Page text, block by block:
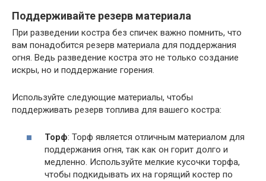
Поддерживайте резерв материала
При разведении костра без спичек важно помнить, что
вам понадобится резерв материала для поддержания
огня. Ведь разведение костра это не только создание
искры, но и поддержание горения.
Используйте следующие материалы, чтобы
поддерживать резерв топлива для вашего костра:
Торф: Торф является отличным материалом для
поддержания огня, так как он горит долго и
медленно. Используйте мелкие кусочки торфа,
чтобы подкидывать их на горящий костер по